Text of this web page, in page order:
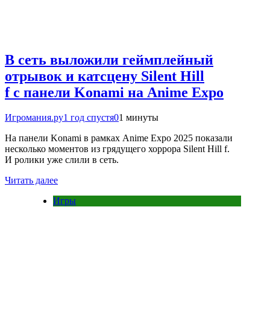
В сеть выложили геймплейный
отрывок и катсцену Silent Hill
f с панели Konami на Anime Expo
Игромания.ру1 год спустя01 минуты
На панели Konami в рамках Anime Expo 2025 показали
несколько моментов из грядущего хоррора Silent Hill f.
И ролики уже слили в сеть.
Читать далее
Игры